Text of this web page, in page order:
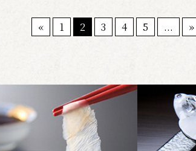
« 1 2 3 4 5 ... »